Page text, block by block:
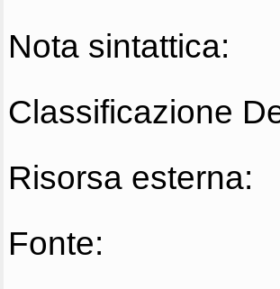
Nota sintattica:
Classificazione
Risorsa esterna:
Fonte: